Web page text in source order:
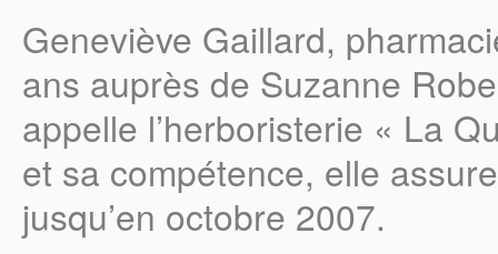
Geneviève Gaillard,
ans auprès de Suzanne
appelle l’herboristerie « La
et sa compétence, elle
jusqu’en octobre 2007.